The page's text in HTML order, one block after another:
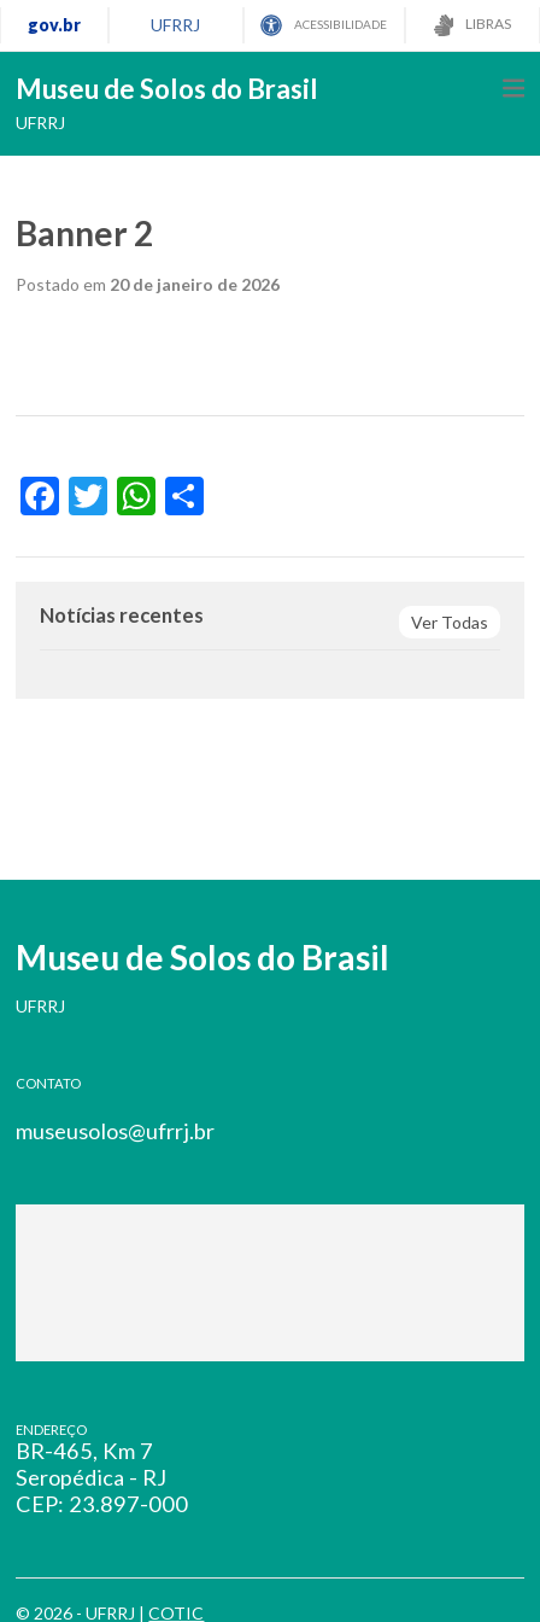
gov.br UFRRJ ACESSIBILIDADE LIBRAS
Museu de Solos do Brasil
UFRRJ
Banner 2
Postado em 20 de janeiro de 2026
Facebook
TwitterWhatsApp
Ver Todas
Notícias recentes
Museu de Solos do Brasil
UFRRJ
CONTATO
museusolos@ufrrj.br
ENDEREÇO
BR-465, Km 7
Seropédica - RJ
CEP: 23.897-000
© 2026 - UFRRJ |COTIC